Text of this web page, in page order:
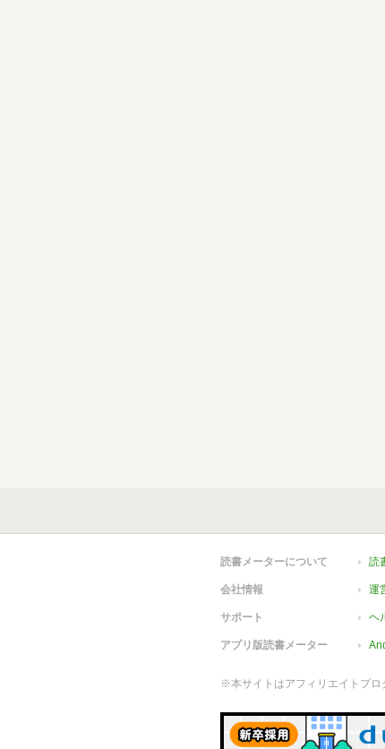
読書メーターについて 読
会社情報 運
サポート ヘ
アプリ版読書メーター
※本サイトはアフィリエイトプロ